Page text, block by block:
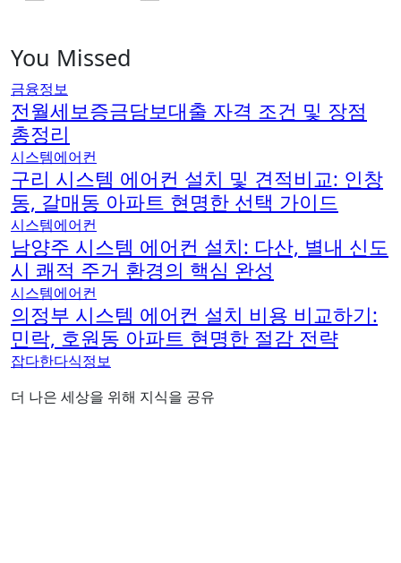
You Missed
금융정보
전월세보증금담보대출 자격 조건 및 장점
총정리
시스템에어컨
구리 시스템 에어컨 설치 및 견적비교: 인창
동, 갈매동 아파트 현명한 선택 가이드
시스템에어컨
남양주 시스템 에어컨 설치: 다산, 별내 신도
시 쾌적 주거 환경의 핵심 완성
시스템에어컨
의정부 시스템 에어컨 설치 비용 비교하기:
민락, 호원동 아파트 현명한 절감 전략
잡다한다식정보
더 나은 세상을 위해 지식을 공유